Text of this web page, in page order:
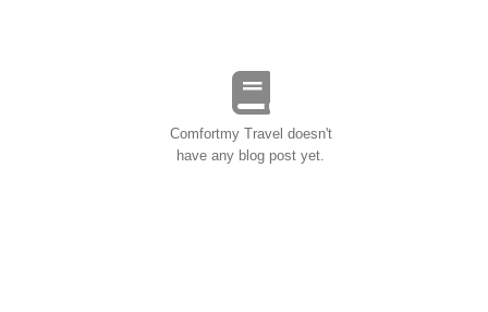
Comfortmy Travel doesn't
have any blog post yet.